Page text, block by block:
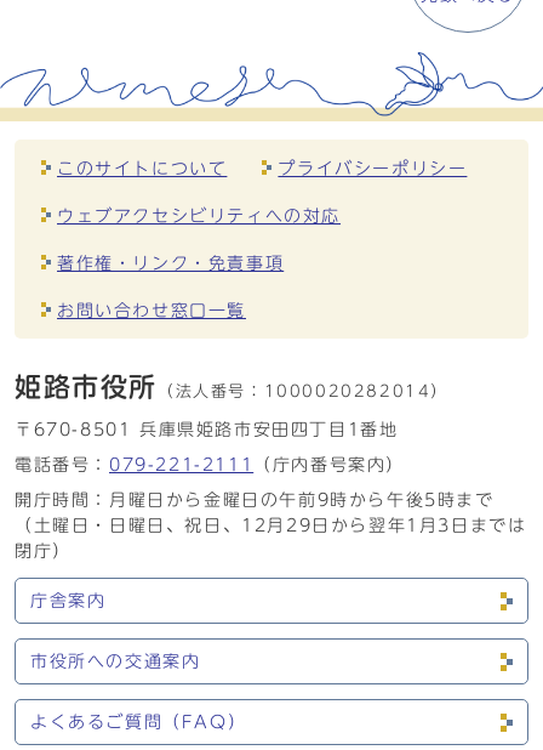
このサイトについて プライバシーポリシー
ウェブアクセシビリティへの対応
著作権・リンク・免責事項
お問い合わせ窓口一覧
姫路市役所 （法人番号： 1000020282014）
〒670-8501 兵庫県姫路市安田四丁目1番地
電話番号： 079-221-2111
（庁内番号案内）
開庁時間：月曜日から金曜日の午前9時から午後5時まで
（土曜日・日曜日、祝日、12月29日から翌年1月3日までは
閉庁）
庁舎案内
市役所への交通案内
よくあるご質問（FAQ）